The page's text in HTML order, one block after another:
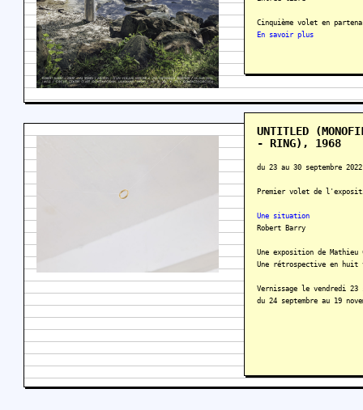
Cinquième volet en
En savoir plus
UNTITLED
- RING), 1968
du 23 au 30 septembre
Premier volet de
Une situation
Robert Barry
Une exposition de
Une rétrospective en huit
Vernissage le vendredi 23
du 24 septembre au 19